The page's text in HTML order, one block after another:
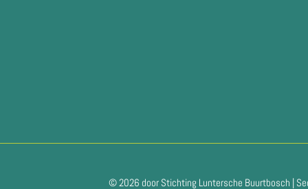
© 2026 door Stichting Luntersche Buurtbosch |